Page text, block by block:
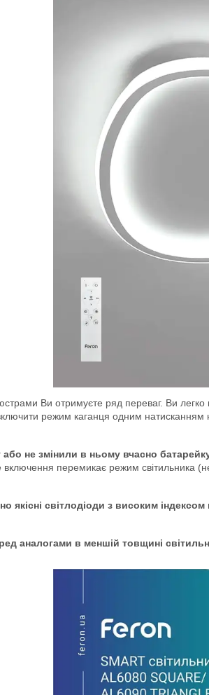
Ви отримуєте ряд переваг. Ви легко
режим каганця одним натисканням
не змінили в ньому вчасно
включення перемикає режим світильника
якісні світлодіоди з високим
аналогами в меншій товщині